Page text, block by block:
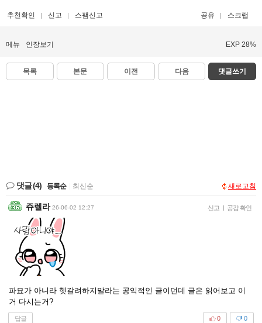
추천확인 신고 스팸신고 공유 스크랩
메뉴 인장보기 EXP 28%
목록 본문 이전 다음 댓글쓰기
댓글(4) 등록순 최신순 새로고침
쥬렐라 26-06-02 12:27 신고 | 공감 확인
파묘가 아니라 헷갈려하지말라는 공익적인 글이던데 글은 읽어보고 이
거 다시는거?
답글 0
0